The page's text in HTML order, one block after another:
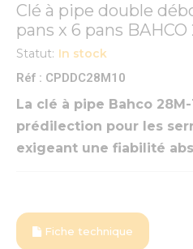
Clé à pipe double
pans x 6 pans BAHCO
Statut: In stock
Réf : CPDDC28M10
La clé à pipe Bahco
prédilection pour les
exigeant une fiabilité
Fiche technique